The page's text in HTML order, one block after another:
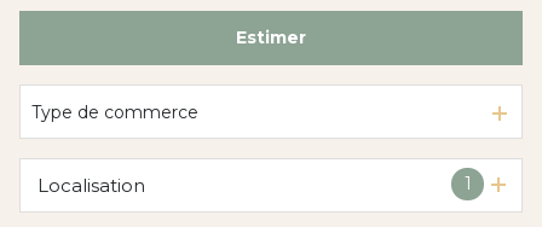
De l'immo pro
De l'immo pro
Estimer
Type de commerce
1
Localisation